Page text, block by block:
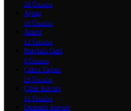
28 Ürünler
Aytaşı
16 Ürünler
Azurit
12 Ürünler
Burçlara Özel
0 Ürünler
Çakra Taşları
20 Ürünler
Çilek Kuvars
16 Ürünler
Dumanlı Kuvars